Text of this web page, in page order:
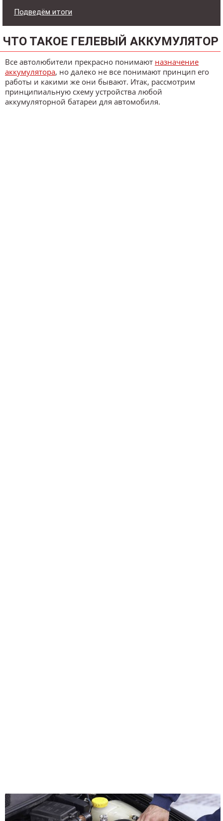
Подведём итоги
ЧТО ТАКОЕ ГЕЛЕВЫЙ АККУМУЛЯТОР
Все автолюбители прекрасно понимают назначение
аккумулятора, но далеко не все понимают принцип его
работы и какими же они бывают. Итак, рассмотрим
принципиальную схему устройства любой
аккумуляторной батареи для автомобиля.